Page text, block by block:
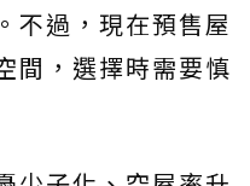
不過，現在預售屋
間，選擇時需要慎